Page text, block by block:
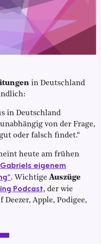
in Deutschland
in Deutschland
von der Frage,
gut oder falsch findet.“
heute am frühen
Gabriels eigenem
. Wichtige Auszüge
Podcast, der wie
Apple, Podigee,